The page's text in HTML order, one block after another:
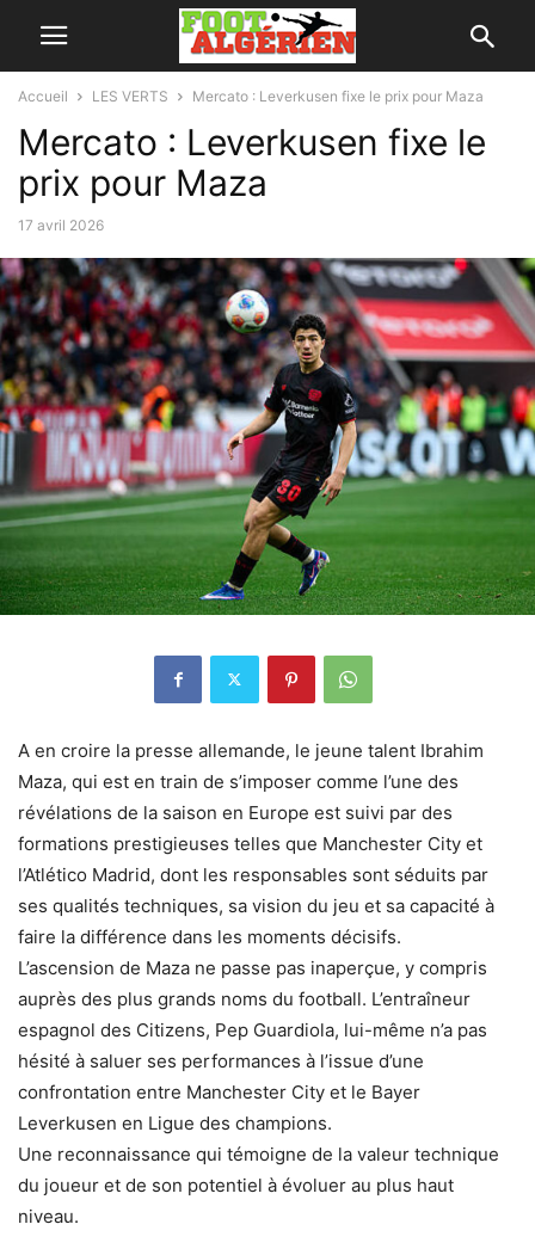
Accueil LES VERTS Mercato : Leverkusen fixe le prix pour Maza
Mercato : Leverkusen fixe le
prix pour Maza
17 avril 2026
A en croire la presse allemande, le jeune talent Ibrahim
Maza, qui est en train de s’imposer comme l’une des
révélations de la saison en Europe est suivi par des
formations prestigieuses telles que Manchester City et
l’Atlético Madrid, dont les responsables sont séduits par
ses qualités techniques, sa vision du jeu et sa capacité à
faire la différence dans les moments décisifs.
L’ascension de Maza ne passe pas inaperçue, y compris
auprès des plus grands noms du football. L’entraîneur
espagnol des Citizens, Pep Guardiola, lui-même n’a pas
hésité à saluer ses performances à l’issue d’une
confrontation entre Manchester City et le Bayer
Leverkusen en Ligue des champions.
Une reconnaissance qui témoigne de la valeur technique
du joueur et de son potentiel à évoluer au plus haut
niveau.